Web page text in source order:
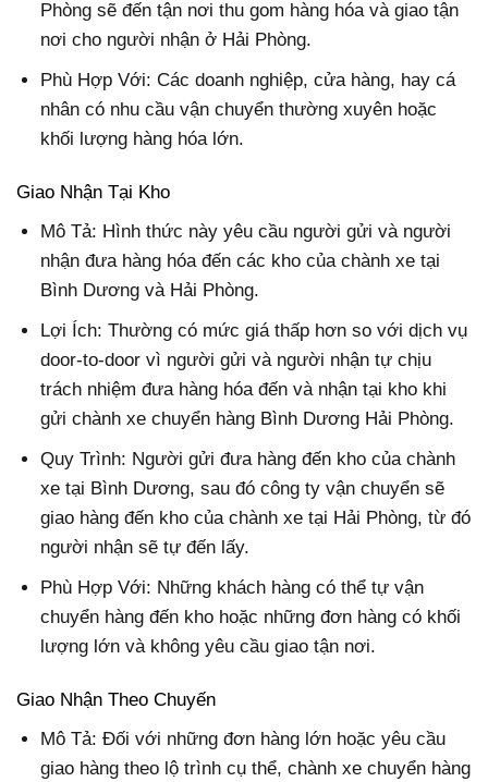
Phòng sẽ đến tận nơi thu gom hàng hóa và giao tận
nơi cho người nhận ở Hải Phòng.
Phù Hợp Với: Các doanh nghiệp, cửa hàng, hay cá
nhân có nhu cầu vận chuyển thường xuyên hoặc
khối lượng hàng hóa lớn.
Giao Nhận Tại Kho
Mô Tả: Hình thức này yêu cầu người gửi và người
nhận đưa hàng hóa đến các kho của chành xe tại
Bình Dương và Hải Phòng.
Lợi Ích: Thường có mức giá thấp hơn so với dịch vụ
door-to-door vì người gửi và người nhận tự chịu
trách nhiệm đưa hàng hóa đến và nhận tại kho khi
gửi chành xe chuyển hàng Bình Dương Hải Phòng.
Quy Trình: Người gửi đưa hàng đến kho của chành
xe tại Bình Dương, sau đó công ty vận chuyển sẽ
giao hàng đến kho của chành xe tại Hải Phòng, từ đó
người nhận sẽ tự đến lấy.
Phù Hợp Với: Những khách hàng có thể tự vận
chuyển hàng đến kho hoặc những đơn hàng có khối
lượng lớn và không yêu cầu giao tận nơi.
Giao Nhận Theo Chuyến
Mô Tả: Đối với những đơn hàng lớn hoặc yêu cầu
giao hàng theo lộ trình cụ thể, chành xe chuyển hàng